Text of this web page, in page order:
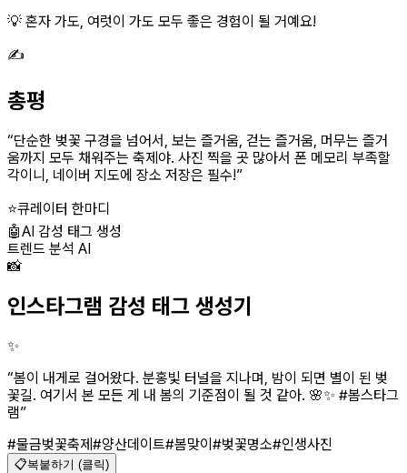
💡 혼자 가도, 여럿이 가도 모두 좋은 경험이 될 거예요!
✍️
총평
“단순한 벚꽃 구경을 넘어서, 보는 즐거움, 걷는 즐거움, 머무는 즐거
움까지 모두 채워주는 축제야. 사진 찍을 곳 많아서 폰 메모리 부족할
각이니, 네이버 지도에 장소 저장은 필수!”
⭐큐레이터 한마디
🤖AI 감성 태그 생성
트렌드 분석 AI
📸
인스타그램 감성 태그 생성기
✨
“봄이 내게로 걸어왔다. 분홍빛 터널을 지나며, 밤이 되면 별이 된 벚
꽃길. 여기서 본 모든 게 내 봄의 기준점이 될 것 같아. 🌸✨ #봄스타그
램”
#물금벚꽃축제#양산데이트#봄맞이 #벚꽃명소#인생사진
📋복붙하기 (클릭)